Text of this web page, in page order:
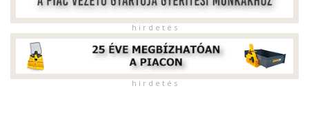
h i r d e t é s
h i r d e t é s